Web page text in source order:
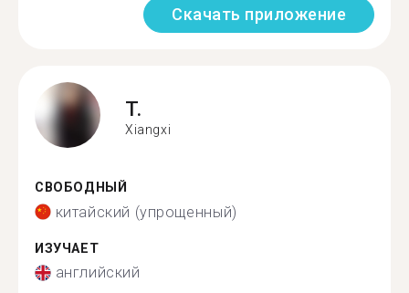
Скачать приложение
T.
Xiangxi
СВОБОДНЫЙ
китайский (упрощенный)
ИЗУЧАЕТ
английский